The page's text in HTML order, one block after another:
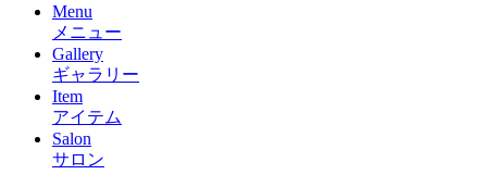
Menu
メニュー
Gallery
ギャラリー
Item
アイテム
Salon
サロン